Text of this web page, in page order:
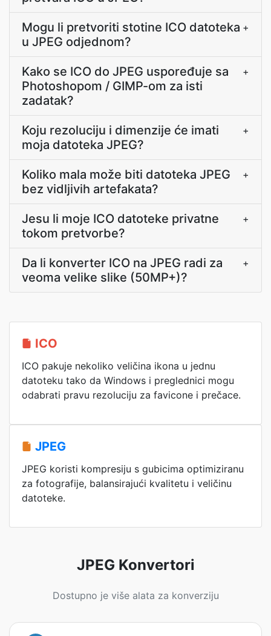
Mogu li pretvoriti stotine ICO datoteka
u JPEG odjednom?
+
Kako se ICO do JPEG uspoređuje sa
Photoshopom / GIMP-om za isti
zadatak?
+
Koju rezoluciju i dimenzije će imati
moja datoteka JPEG?
+
Koliko mala može biti datoteka JPEG
bez vidljivih artefakata?
+
Jesu li moje ICO datoteke privatne
tokom pretvorbe?
+
Da li konverter ICO na JPEG radi za
veoma velike slike (50MP+)?
+
ICO
ICO pakuje nekoliko veličina ikona u jednu
datoteku tako da Windows i preglednici mogu
odabrati pravu rezoluciju za favicone i prečace.
JPEG
JPEG koristi kompresiju s gubicima optimiziranu
za fotografije, balansirajući kvalitetu i veličinu
datoteke.
JPEG Konvertori
Dostupno je više alata za konverziju